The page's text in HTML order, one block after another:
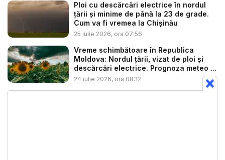
Ploi cu descărcări electrice în nordul
țării și minime de până la 23 de grade.
Cum va fi vremea la Chișinău
25 iulie 2026, ora 07:56
Vreme schimbătoare în Republica
Moldova: Nordul țării, vizat de ploi și
descărcări electrice. Prognoza meteo ...
24 iulie 2026, ora 08:12